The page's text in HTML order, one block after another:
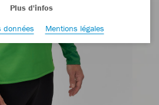
Plus d'infos
données
Mentions légales